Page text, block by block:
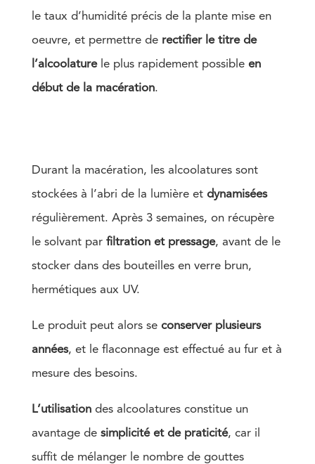
le taux d’humidité précis de la plante mise en
oeuvre, et permettre de rectifier le titre de
l’alcoolaturele plus rapidement possible en
début de la macération.
Durant la macération, les alcoolatures sont
stockées à l’abri de la lumière et dynamisées
régulièrement. Après 3 semaines, on récupère
le solvant par filtration et pressage, avant de le
stocker dans des bouteilles en verre brun,
hermétiques aux UV.
Le produit peut alors seconserver plusieurs
années, et le flaconnage est effectué au fur et à
mesure des besoins.
L’utilisationdes alcoolatures constitue un
avantage desimplicité et de praticité, car il
suffit de mélanger le nombre de gouttes